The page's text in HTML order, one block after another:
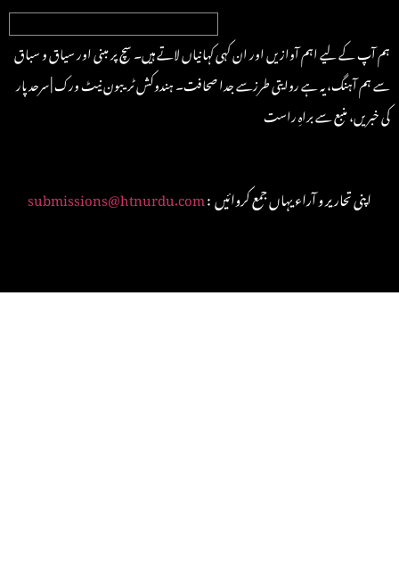
ہم آپ کے لیے اہم آوازیں اور ان کہی کہانیاں لاتے ہیں۔ سچ پر مبنی اور سیاق و سباق
سے ہم آہنگ، یہ ہے روایتی طرزسے جدا صحافت۔ ہندوکش ٹریبون نیٹ ورک | سرحد پار
کی خبریں، منبع سے براہِ راست
submissions@htnurdu.com : اپنی تحاریر و آراء یہاں جمع کروائیں